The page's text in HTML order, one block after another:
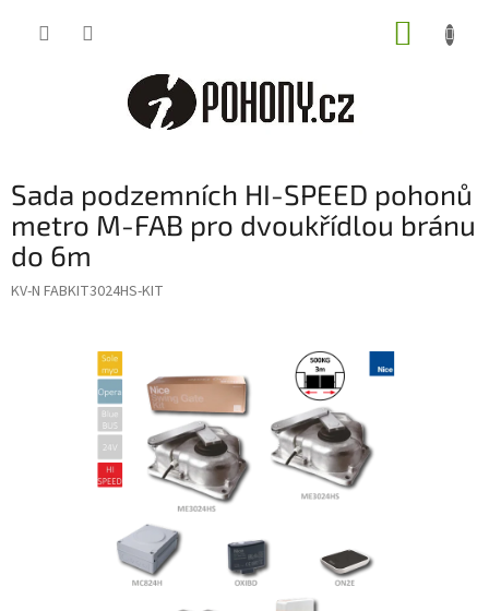
Sada podzemních HI-SPEED pohonů
metro M-FAB pro dvoukřídlou bránu
do 6m
KV-N FABKIT3024HS-KIT